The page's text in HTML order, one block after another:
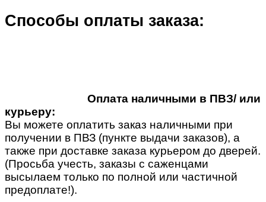
Способы оплаты заказа:
Оплата наличными в ПВЗ/ или
курьеру:
Вы можете оплатить заказ наличными при
получении в ПВЗ (пункте выдачи заказов), а
также при доставке заказа курьером до дверей.
(Просьба учесть, заказы с саженцами
высылаем только по полной или частичной
предоплате!).